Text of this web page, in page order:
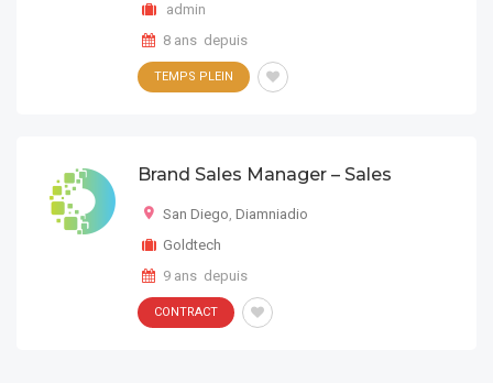
admin
8 ans depuis
TEMPS PLEIN
Brand Sales Manager – Sales
San Diego, Diamniadio
Goldtech
9 ans depuis
CONTRACT